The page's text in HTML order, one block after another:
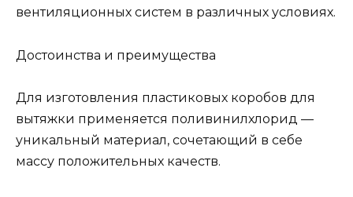
вентиляционных систем в различных условиях.
Достоинства и преимущества
Для изготовления пластиковых коробов для
вытяжки применяется поливинилхлорид —
уникальный материал, сочетающий в себе
массу положительных качеств.